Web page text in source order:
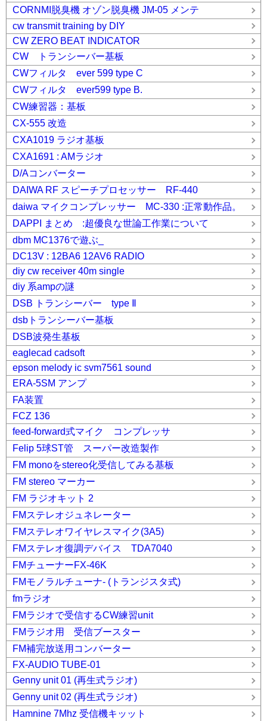
CORNMI脱臭機 オゾン脱臭機 JM-05 メンテ
cw transmit training by DIY
CW ZERO BEAT INDICATOR
CW トランシーバー基板
CWフィルタ ever 599 type C
CWフィルタ ever599 type B.
CW練習器：基板
CX-555 改造
CXA1019 ラジオ基板
CXA1691 : AMラジオ
D/Aコンバーター
DAIWA RF スピーチプロセッサー RF-440
daiwa マイクコンプレッサー MC-330 :正常動作品。
DAPPI まとめ :超優良な世論工作業について
dbm MC1376で遊ぶ_
DC13V : 12BA6 12AV6 RADIO
diy cw receiver 40m single
diy 系ampの謎
DSB トランシーバー type Ⅱ
dsbトランシーバー基板
DSB波発生基板
eaglecad cadsoft
epson melody ic svm7561 sound
ERA-5SM アンプ
FA装置
FCZ 136
feed-forward式マイク コンプレッサ
Felip 5球ST管 スーパー改造製作
FM monoをstereo化受信してみる基板
FM stereo マーカー
FM ラジオキット 2
FMステレオジュネレーター
FMステレオワイヤレスマイク(3A5)
FMステレオ復調デバイス TDA7040
FMチューナーFX-46K
FMモノラルチューナ- (トランジスタ式)
fmラジオ
FMラジオで受信するCW練習unit
FMラジオ用 受信ブースター
FM補完放送用コンバーター
FX-AUDIO TUBE-01
Genny unit 01 (再生式ラジオ)
Genny unit 02 (再生式ラジオ)
Hamnine 7Mhz 受信機キッット